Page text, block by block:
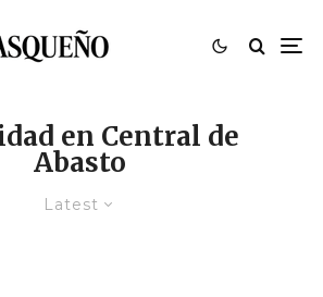
en Central de
Abasto
Latest